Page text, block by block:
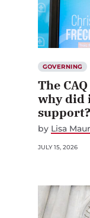
GOVERNING
The
why did
support?
by Lisa
JULY 15, 2026